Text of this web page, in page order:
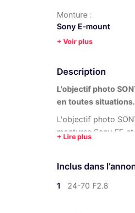
Monture :
Sony E-mount
+ Voir plus
Description
L'objectif photo
en toutes situations.
L'objectif photo
montures Sony FE
Inclus dans
1 24-70 F2.8